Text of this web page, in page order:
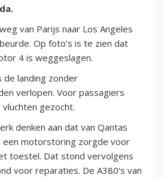
van Parijs naar Los Angeles
Op foto’s is te zien dat
4 is weggeslagen.
de landing zonder
verlopen. Voor passagiers
gezocht.
denken aan dat van Qantas
een motorstoring zorgde voor
toestel. Dat stond vervolgens
voor reparaties. De A380’s van